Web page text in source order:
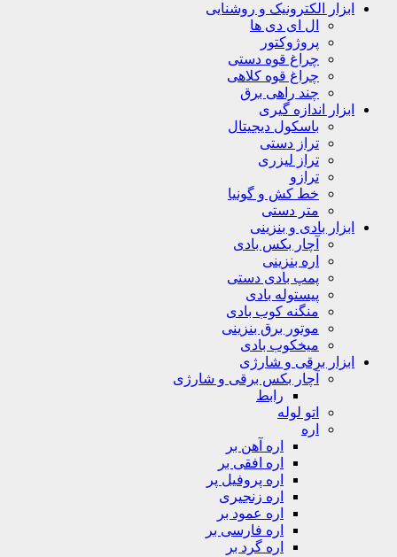
ابزار الکترونیک و روشنایی
ال ای دی ها
پروژوکتور
چراغ قوه دستی
چراغ قوه کلاهی
چند راهی برق
ابزار اندازه گیری
باسکول دیجیتال
تراز دستی
تراز لیزری
ترازو
خط کش و گونیا
متر دستی
ابزار بادی و بنزینی
آچار بکس بادی
اره بنزینی
پمپ بادی دستی
پیستوله بادی
منگنه کوب بادی
موتور برق بنزینی
میخکوب بادی
ابزار برقی و شارژی
آچار بکس برقی و شارژی
رابط
اتو لوله
اره
اره آهن بر
اره افقی بر
اره پروفیل پر
اره زنجیری
اره عمود بر
اره فارسی بر
اره گرد بر